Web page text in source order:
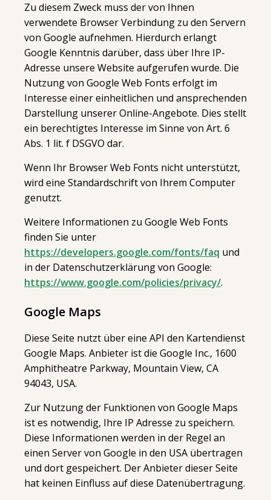
Zu diesem Zweck muss der von Ihnen
verwendete Browser Verbindung zu den Servern
von Google aufnehmen. Hierdurch erlangt
Google Kenntnis darüber, dass über Ihre IP-
Adresse unsere Website aufgerufen wurde. Die
Nutzung von Google Web Fonts erfolgt im
Interesse einer einheitlichen und ansprechenden
Darstellung unserer Online-Angebote. Dies stellt
ein berechtigtes Interesse im Sinne von Art. 6
Abs. 1 lit. f DSGVO dar.
Wenn Ihr Browser Web Fonts nicht unterstützt,
wird eine Standardschrift von Ihrem Computer
genutzt.
Weitere Informationen zu Google Web Fonts
finden Sie unter
https://developers.google.com/fonts/faq und
in der Datenschutzerklärung von Google:
https://www.google.com/policies/privacy/.
Google Maps
Diese Seite nutzt über eine API den Kartendienst
Google Maps. Anbieter ist die Google Inc., 1600
Amphitheatre Parkway, Mountain View, CA
94043, USA.
Zur Nutzung der Funktionen von Google Maps
ist es notwendig, Ihre IP Adresse zu speichern.
Diese Informationen werden in der Regel an
einen Server von Google in den USA übertragen
und dort gespeichert. Der Anbieter dieser Seite
hat keinen Einfluss auf diese Datenübertragung.